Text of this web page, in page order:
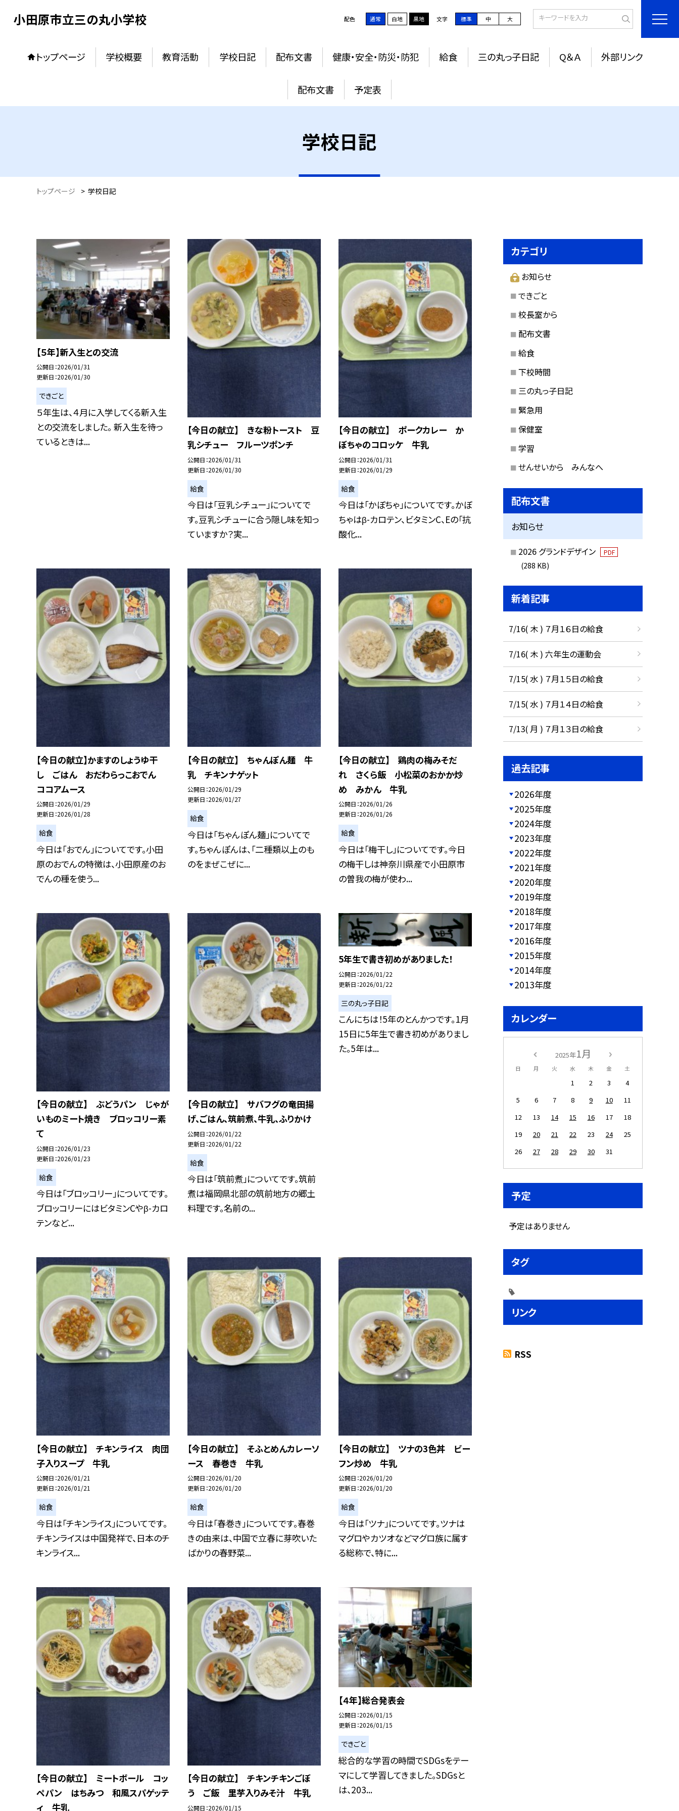
小田原市立三の丸小学校 配色 通常 白地 黒地 文字 標準 中 大
トップページ 学校概要 教育活動 学校日記 配布文書 健康・安全・防災・防犯 給食 三の丸っ子日記 Q＆Ａ 外部リンク
配布文書 予定表
学校日記
トップページ > 学校日記
【５年】新入生との交流
公開日 2026/01/31
更新日 2026/01/30
できごと
５年生は、４月に入学してくる新入生
との交流をしました。 新入生を待っ
ているときは...
【今日の献立】 きな粉トースト 豆
乳シチュー フルーツポンチ
公開日 2026/01/31
更新日 2026/01/30
給食
今日は「豆乳シチュー」についてで
す。豆乳シチューに合う隠し味を知っ
ていますか？実...
【今日の献立】 ポークカレー か
ぼちゃのコロッケ 牛乳
公開日 2026/01/31
更新日 2026/01/29
給食
今日は「かぼちゃ」についてです。かぼ
ちゃはβ-カロテン、ビタミンC、Eの「抗
酸化...
【今日の献立】かますのしょうゆ干
し ごはん おだわらっこおでん
ココアムース
公開日 2026/01/29
更新日 2026/01/28
給食
今日は「おでん」についてです。小田
原のおでんの特徴は、小田原産のお
でんの種を使う...
【今日の献立】 ちゃんぽん麺 牛
乳 チキンナゲット
公開日 2026/01/29
更新日 2026/01/27
給食
今日は「ちゃんぽん麺」についてで
す。ちゃんぽんは、「二種類以上のも
のをまぜこぜに...
【今日の献立】 鶏肉の梅みそだ
れ さくら飯 小松菜のおかか炒
め みかん 牛乳
公開日 2026/01/26
更新日 2026/01/26
給食
今日は「梅干し」についてです。今日
の梅干しは神奈川県産で小田原市
の曽我の梅が使わ...
【今日の献立】 ぶどうパン じゃが
いものミート焼き ブロッコリー素
て
公開日 2026/01/23
更新日 2026/01/23
給食
今日は「ブロッコリー」についてです。
ブロッコリーにはビタミンCやβ-カロ
テンなど...
【今日の献立】 サバフグの竜田揚
げ、ごはん、筑前煮、牛乳、ふりかけ
公開日 2026/01/22
更新日 2026/01/22
給食
今日は「筑前煮」についてです。筑前
煮は福岡県北部の筑前地方の郷土
料理です。名前の...
5年生で書き初めがありました！
公開日 2026/01/22
更新日 2026/01/22
三の丸っ子日記
こんにちは！5年のとんかつです。1月
15日に5年生で書き初めがありまし
た。5年は...
【今日の献立】 チキンライス 肉団
子入りスープ 牛乳
公開日 2026/01/21
更新日 2026/01/21
給食
今日は「チキンライス」についてです。
チキンライスは中国発祥で、日本のチ
キンライス...
【今日の献立】 そふとめんカレーソ
ース 春巻き 牛乳
公開日 2026/01/20
更新日 2026/01/20
給食
今日は「春巻き」についてです。春巻
きの由来は、中国で立春に芽吹いた
ばかりの春野菜...
【今日の献立】 ツナの3色丼 ビー
フン炒め 牛乳
公開日 2026/01/20
更新日 2026/01/20
給食
今日は「ツナ」についてです。ツナは
マグロやカツオなどマグロ族に属す
る総称で、特に...
【今日の献立】 ミートボール コッ
ペパン はちみつ 和風スパゲッテ
ィ 牛乳
【今日の献立】 チキンチキンごぼ
う ご飯 里芋入りみそ汁 牛乳
公開日 2026/01/15
【４年】総合発表会
公開日 2026/01/15
更新日 2026/01/15
できごと
総合的な学習の時間でSDGsをテー
マにして学習してきました。SDGsと
は、203...
カテゴリ
お知らせ
できごと
校長室から
配布文書
給食
下校時間
三の丸っ子日記
緊急用
保健室
学習
せんせいから みんなへ
配布文書
お知らせ
2026 グランドデザイン PDF
(288 KB)
新着記事
7/16( 木 ) ７月１６日の給食
7/16( 木 ) 六年生の運動会
7/15( 水 ) ７月１５日の給食
7/15( 水 ) ７月１４日の給食
7/13( 月 ) ７月１３日の給食
過去記事
2026年度
2025年度
2024年度
2023年度
2022年度
2021年度
2020年度
2019年度
2018年度
2017年度
2016年度
2015年度
2014年度
2013年度
カレンダー
2025年1月
日 月 火 水 木 金 土
1 2 3
4
5
6 7 8 9 10
11
12
13 14 15 16 17
18
19
20 21 22 23 24
25
26
27 28 29 30 31
予定
予定はありません
タグ
リンク
RSS